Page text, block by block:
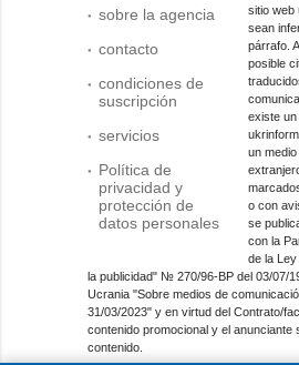
sobre la agencia
contacto
condiciones de
suscripción
servicios
Política de
privacidad y
protección de
datos personales
sitio web
sean
párrafo.
posible
existe un
un
o con
se
con la
de la
la publicidad" № 270/96-ВР del 03/07/
Ucrania "Sobre medios de
31/03/2023" y en virtud del Contrato/
contenido promocional y el anunciante
contenido.